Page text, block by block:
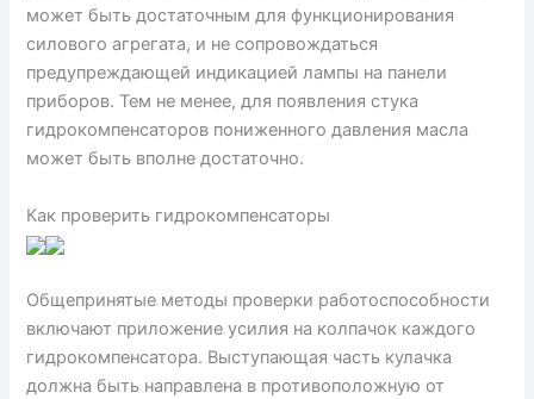
может быть достаточным для функционирования
силового агрегата, и не сопровождаться
предупреждающей индикацией лампы на панели
приборов. Тем не менее, для появления стука
гидрокомпенсаторов пониженного давления масла
может быть вполне достаточно.
Как проверить гидрокомпенсаторы
Общепринятые методы проверки работоспособности
включают приложение усилия на колпачок каждого
гидрокомпенсатора. Выступающая часть кулачка
должна быть направлена в противоположную от